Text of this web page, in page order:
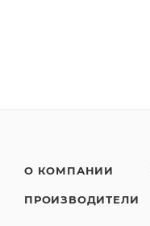
О КОМПАНИИ
ПРОИЗВОДИТЕЛИ